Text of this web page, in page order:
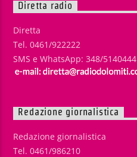
Diretta radio
Diretta
Tel. 0461/922222
SMS e WhatsApp: 348/5140444
Redazione giornalistica
Redazione giornalistica
Tel. 0461/986210